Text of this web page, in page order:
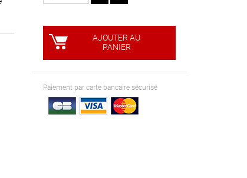
AJOUTER AU
PANIER
Paiement par carte bancaire sécurisé